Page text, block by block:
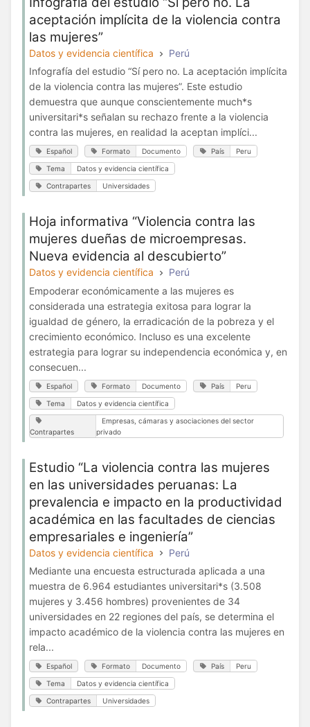
aceptación implícita de la violencia contra
las mujeres”
Datos y evidencia científica
Perú
Infografía del estudio “Sí pero no. La aceptación implícita
de la violencia contra las mujeres”. Este estudio
demuestra que aunque conscientemente much*s
universitari*s señalan su rechazo frente a la violencia
contra las mujeres, en realidad la aceptan implíci...
Español Formato Documento País Peru
Tema Datos y evidencia científica
Contrapartes Universidades
Hoja informativa “Violencia contra las
mujeres dueñas de microempresas.
Nueva evidencia al descubierto”
Datos y evidencia científica
Perú
Empoderar económicamente a las mujeres es
considerada una estrategia exitosa para lograr la
igualdad de género, la erradicación de la pobreza y el
crecimiento económico. Incluso es una excelente
estrategia para lograr su independencia económica y, en
consecuen...
Español Formato Documento País Peru
Tema Datos y evidencia científica
Contrapartes
Empresas, cámaras y asociaciones del sector
privado
Estudio “La violencia contra las mujeres
en las universidades peruanas: La
prevalencia e impacto en la productividad
académica en las facultades de ciencias
empresariales e ingeniería”
Datos y evidencia científica
Perú
Mediante una encuesta estructurada aplicada a una
muestra de 6.964 estudiantes universitari*s (3.508
mujeres y 3.456 hombres) provenientes de 34
universidades en 22 regiones del país, se determina el
impacto académico de la violencia contra las mujeres en
rela...
Español Formato Documento País Peru
Tema Datos y evidencia científica
Contrapartes Universidades